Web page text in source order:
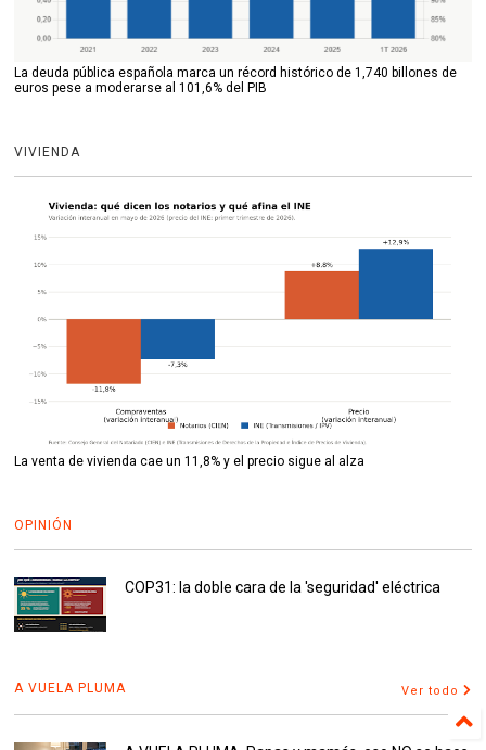
La deuda pública española marca un récord histórico de 1,740 billones de
euros pese a moderarse al 101,6% del PIB
VIVIENDA
La venta de vivienda cae un 11,8% y el precio sigue al alza
OPINIÓN
COP31: la doble cara de la 'seguridad' eléctrica
A VUELA PLUMA Ver todo